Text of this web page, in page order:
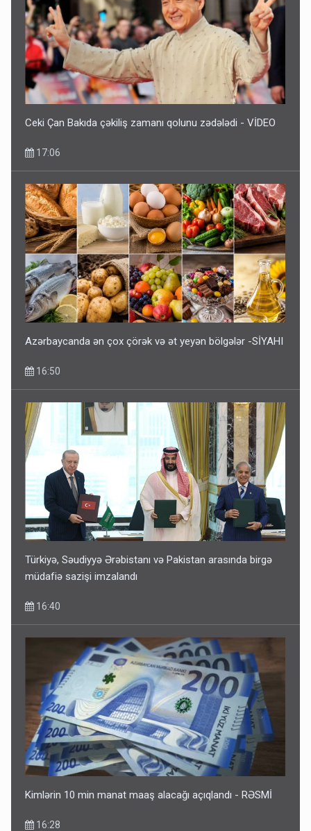
Ceki Çan Bakıda çəkiliş zamanı qolunu zədələdi - VİDEO
17:06
Azərbaycanda ən çox çörək və ət yeyən bölgələr -SİYAHI
16:50
Türkiyə, Səudiyyə Ərəbistanı və Pakistan arasında birgə
müdafiə sazişi imzalandı
16:40
Kimlərin 10 min manat maaş alacağı açıqlandı - RƏSMİ
16:28